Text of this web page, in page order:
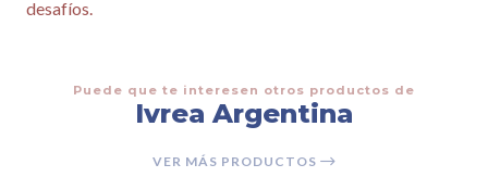
desafíos.
Puede que te interesen otros productos de
Ivrea Argentina
VER MÁS PRODUCTOS